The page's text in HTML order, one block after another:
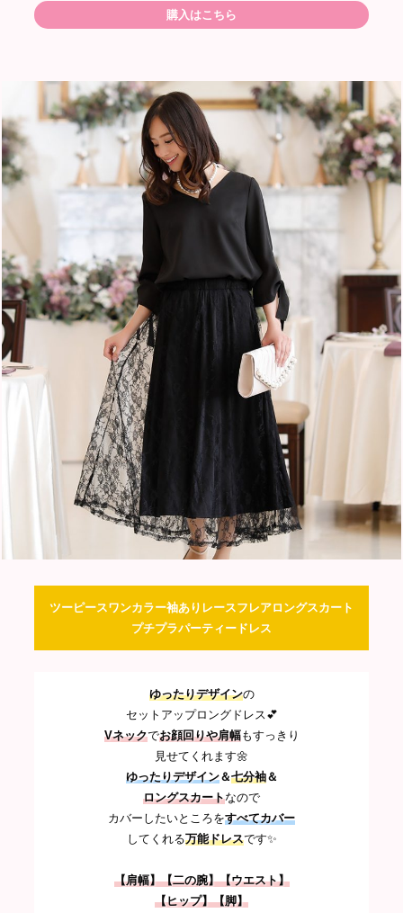
購入はこちら
ツーピースワンカラー袖ありレースフレアロングスカート
プチプラパーティードレス
ゆったりデザインの
セットアップロングドレス💕
Vネックでお顔回りや肩幅もすっきり
見せてくれます🌼
ゆったりデザイン＆七分袖＆
ロングスカートなので
カバーしたいところをすべてカバー
してくれる万能ドレスです✨
【肩幅】【二の腕】【ウエスト】
【ヒップ】【脚】